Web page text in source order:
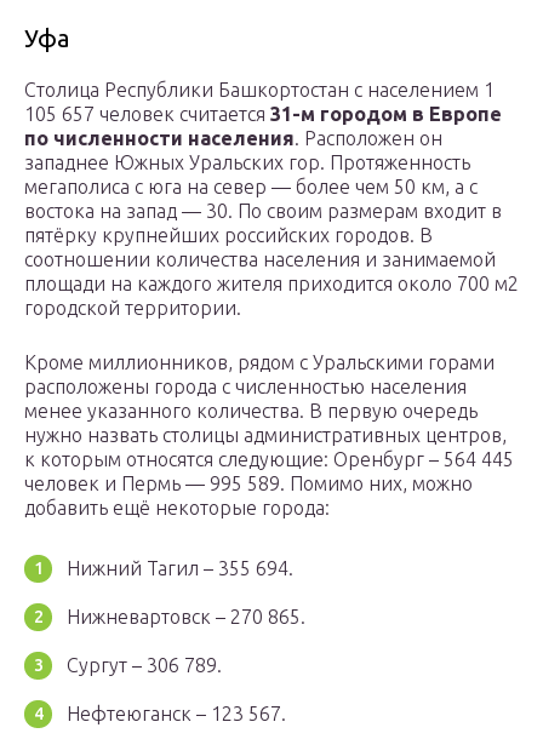
Уфа
Столица Республики Башкортостан с населением 1
105 657 человек считается 31-м городом в Европе
по численности населения. Расположен он
западнее Южных Уральских гор. Протяженность
мегаполиса с юга на север — более чем 50 км, а с
востока на запад — 30. По своим размерам входит в
пятёрку крупнейших российских городов. В
соотношении количества населения и занимаемой
площади на каждого жителя приходится около 700 м2
городской территории.
Кроме миллионников, рядом с Уральскими горами
расположены города с численностью населения
менее указанного количества. В первую очередь
нужно назвать столицы административных центров,
к которым относятся следующие: Оренбург – 564 445
человек и Пермь — 995 589. Помимо них, можно
добавить ещё некоторые города:
Нижний Тагил – 355 694.
Нижневартовск – 270 865.
Сургут – 306 789.
Нефтеюганск – 123 567.